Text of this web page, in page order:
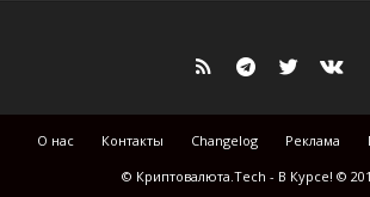
О нас Контакты Changelog Реклама
© Криптовалюта.Tech - В Курсе! ©